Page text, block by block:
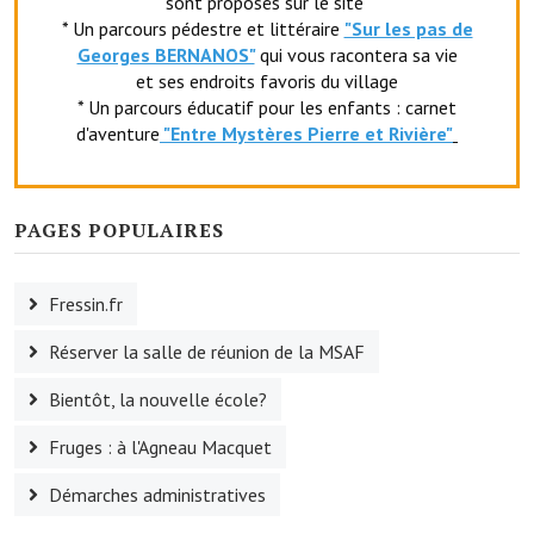
Le foyer rural
Le club de l'amitié
Le comité des fêtes
Le foyer de la Planquette
* Un parcours pédestre et littéraire "Sur les pas de
Georges BERNANOS" qui vous racontera sa vie
et ses endroits favoris du village
* Un parcours éducatif pour les enfants : carnet
d'aventure "Entre Mystères Pierre et Rivière"
PAGES POPULAIRES
Fressin.fr
Réserver la salle de réunion de la MSAF
Bientôt, la nouvelle école?
Fruges : à l'Agneau Macquet
Démarches administratives